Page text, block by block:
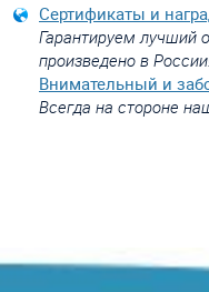
Сертификаты и
Гарантируем лучший
произведено в
Внимательный и
Всегда на стороне